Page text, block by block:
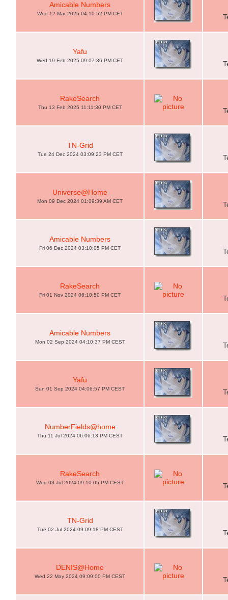
Amicable Numbers
Wed 12 Mar 2025 04:10:52 PM CET
Yafu
Wed 19 Feb 2025 09:07:36 PM CET
RakeSearch
Thu 13 Feb 2025 11:11:30 PM CET
TN-Grid
Tue 24 Dec 2024 03:09:23 PM CET
Universe@Home
Mon 09 Dec 2024 01:09:39 AM CET
Amicable Numbers
Fri 06 Dec 2024 03:10:05 PM CET
RakeSearch
Fri 01 Nov 2024 06:10:50 PM CET
Amicable Numbers
Mon 02 Sep 2024 04:10:37 PM CEST
Yafu
Sun 01 Sep 2024 04:06:57 PM CEST
NumberFields@home
Thu 11 Jul 2024 06:06:13 PM CEST
RakeSearch
Wed 03 Jul 2024 09:10:05 PM CEST
TN-Grid
Tue 02 Jul 2024 09:09:18 PM CEST
DENIS@Home
Wed 22 May 2024 09:09:00 PM CEST